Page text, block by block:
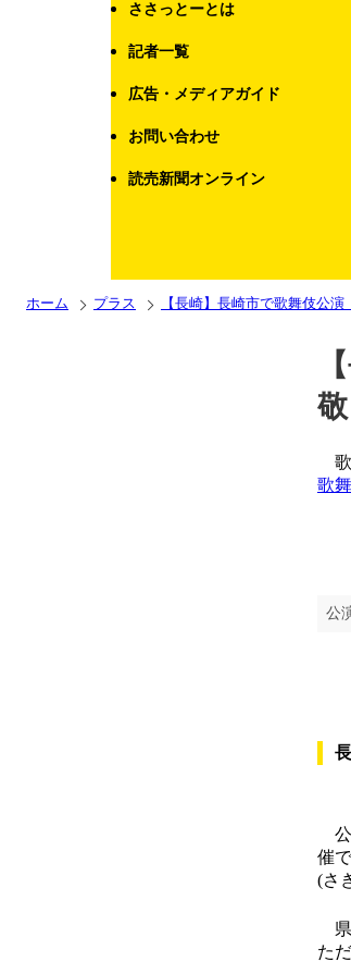
ささっとーとは
記者一覧
広告・メディアガイド
お問い合わせ
読売新聞オンライン
ホーム プラス 【長崎】長崎市で歌舞伎公
敬
歌
歌
公
公
催
(さ
県
た